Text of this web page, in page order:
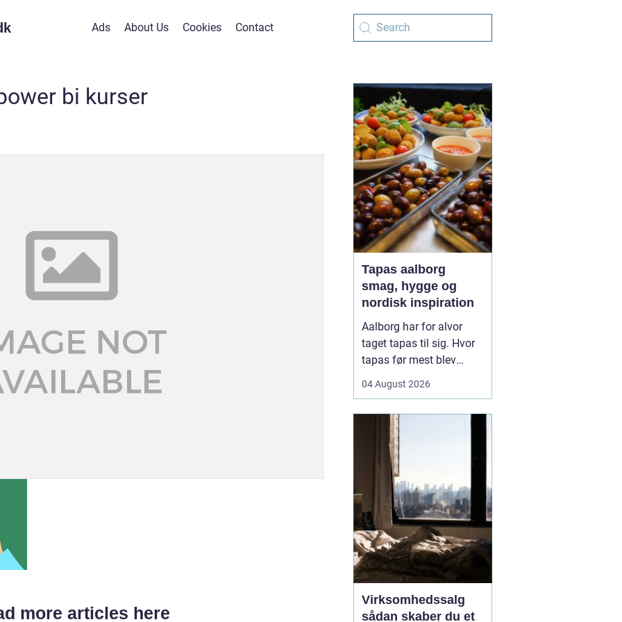
Ads About Us Cookies Contact
bi kurser
more articles here
Tapas aalborg
smag, hygge og
nordisk inspiration
Aalborg har for alvor
taget tapas til sig. Hvor
tapas før mest blev
spanske barer, er
fortolket på nye måder
med danske råvarer og
nordiske smage. Mange
vælger tapas til både
hverdag og fest, fordi det
samler...
04 August 2026
Virksomhedssalg
sådan skaber du et